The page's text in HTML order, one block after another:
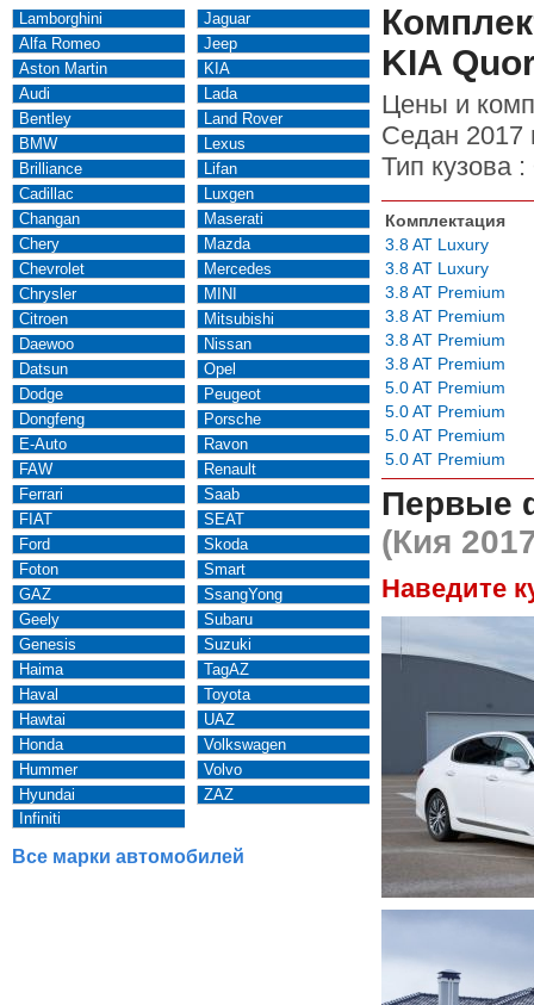
Lamborghini
Alfa Romeo
Aston Martin
Audi
Bentley
BMW
Brilliance
Cadillac
Changan
Chery
Chevrolet
Chrysler
Citroen
Daewoo
Datsun
Dodge
Dongfeng
E-Auto
FAW
Ferrari
FIAT
Ford
Foton
GAZ
Geely
Genesis
Haima
Haval
Hawtai
Honda
Hummer
Hyundai
Infiniti
Jaguar
Jeep
KIA
Lada
Land Rover
Lexus
Lifan
Luxgen
Maserati
Mazda
Mercedes
MINI
Mitsubishi
Nissan
Opel
Peugeot
Porsche
Ravon
Renault
Saab
SEAT
Skoda
Smart
SsangYong
Subaru
Suzuki
TagAZ
Toyota
UAZ
Volkswagen
Volvo
ZAZ
Все марки автомобилей
KIA
Цены и
Седан 2017
Тип кузова :
Комплектация
3.8 AT Luxury
3.8 AT Luxury
3.8 AT Premium
3.8 AT Premium
3.8 AT Premium
3.8 AT Premium
5.0 AT Premium
5.0 AT Premium
5.0 AT Premium
5.0 AT Premium
Первые
(Кия
Наведите